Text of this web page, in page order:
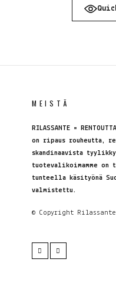
MEISTÄ
RILASSANTE =
on ripaus rouheutta,
skandinaavista
tuotevalikoimamme
tunteella käsityönä
valmistettu.
© Copyright